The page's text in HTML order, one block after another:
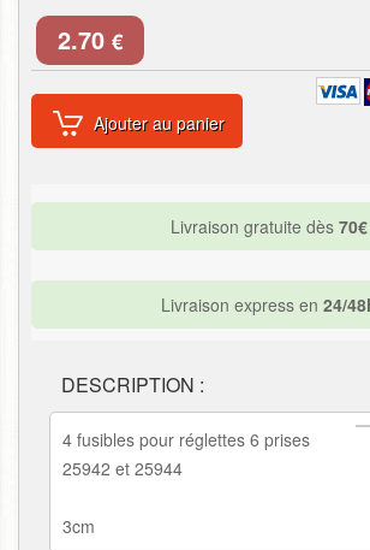
2.70 €
Ajouter au panier
Livraison gratuite dès 70€
Livraison express en 24/
DESCRIPTION :
4 fusibles pour réglettes 6 prises
25942 et 25944
3cm